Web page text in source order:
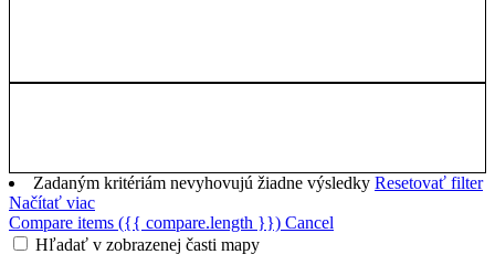
Zadaným kritériám nevyhovujú žiadne výsledky Resetovať filter
Načítať viac
Compare items ({{ compare.length }}) Cancel
Hľadať v zobrazenej časti mapy